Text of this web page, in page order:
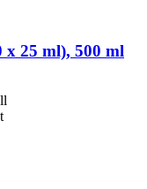
x 25 ml), 500 ml